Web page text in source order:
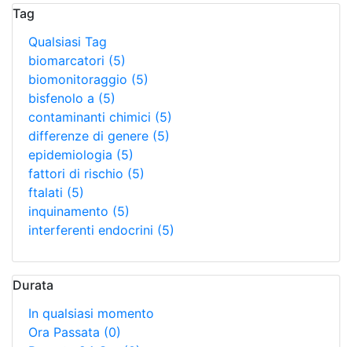
Tag
Qualsiasi Tag
biomarcatori (5)
biomonitoraggio (5)
bisfenolo a (5)
contaminanti chimici (5)
differenze di genere (5)
epidemiologia (5)
fattori di rischio (5)
ftalati (5)
inquinamento (5)
interferenti endocrini (5)
Durata
In qualsiasi momento
Ora Passata (0)